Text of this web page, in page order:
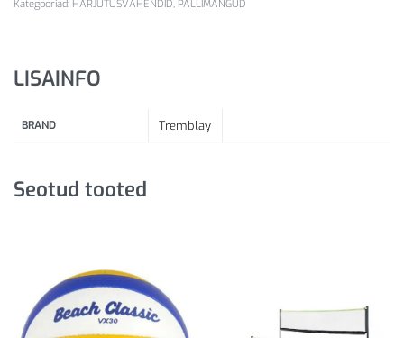
Kategooriad: HARJUTUSVAHENDID, PALLIMÄNGUD
LISAINFO
BRAND Tremblay
Seotud tooted